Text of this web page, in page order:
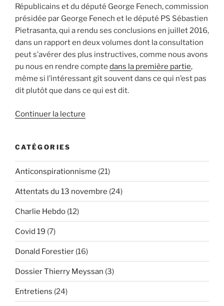
Républicains et du député George Fenech, commission
présidée par George Fenech et le député PS Sébastien
Pietrasanta, qui a rendu ses conclusions en juillet 2016,
dans un rapport en deux volumes dont la consultation
peut s’avérer des plus instructives, comme nous avons
pu nous en rendre compte dans la première partie,
même si l’intéressant gît souvent dans ce qui n’est pas
dit plutôt que dans ce qui est dit.
Continuer la lecture
interdite
des
du
novembre
CATÉGORIES
Anticonspirationnisme (21)
Attentats du 13 novembre (24)
Charlie Hebdo (12)
Covid 19 (7)
Donald Forestier (16)
Dossier Thierry Meyssan (3)
Entretiens (24)